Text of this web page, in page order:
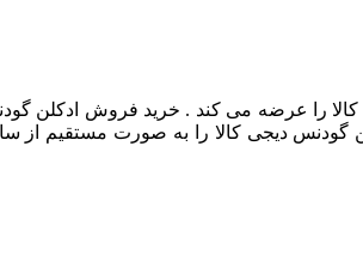
را عرضه می کند . خرید فروش ادکلن
گودنس دیجی کالا را به صورت مستقیم از